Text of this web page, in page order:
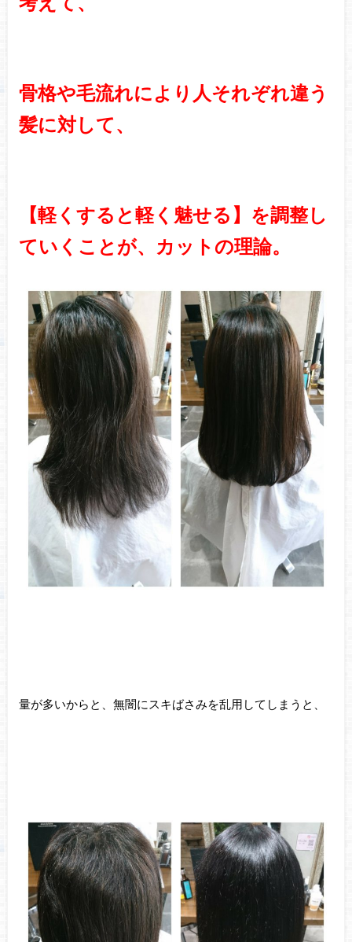
骨格や毛流れにより人それぞれ違う
髪に対して、
【軽くすると軽く魅せる】を調整し
ていくことが、カットの理論。
量が多いからと、無闇にスキばさみを乱用してしまうと、